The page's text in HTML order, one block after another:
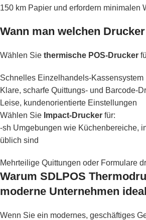
150 km Papier und erfordern minimalen
Wann man welchen
Wählen Sie thermische POS-Drucker
Schnelles Einzelhandels-Kassensystem
Klare, scharfe Quittungs- und Barcode-
Leise, kundenorientierte Einstellungen
Wählen Sie Impact-Drucker für:
-sh Umgebungen wie Küchenbereiche,
üblich sind
Mehrteilige Quittungen oder Formulare
Warum SDLPOS
moderne Unternehmen
Wenn Sie ein modernes, geschäftiges